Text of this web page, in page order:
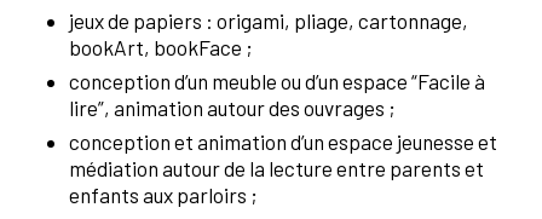
jeux de papiers : origami, pliage, cartonnage,
bookArt, bookFace ;
conception d’un meuble ou d’un espace “Facile à
lire”, animation autour des ouvrages ;
conception et animation d’un espace jeunesse et
médiation autour de la lecture entre parents et
enfants aux parloirs ;